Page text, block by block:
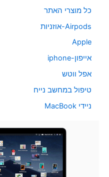
כל מוצרי האתר
Airpods-אוזניות
Apple
אייפון-iphone
אפל ווטש
טיפול במחשב נייח
ניידי MacBook